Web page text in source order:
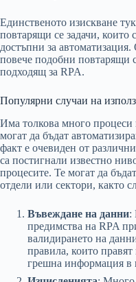
Единственото изискване
повтарящи се задачи, които
достъпни за
повече подобни повтарящи
подходящ за RPA.
Популярни случаи на
Има толкова много процеси
могат да бъдат
факт е очевиден от
са постигнали известно
процесите. Те могат да
отдели или сектори, както
Въвеждане на данни:
предимства на RPA
валидирането на
правила, които
грешна информация в